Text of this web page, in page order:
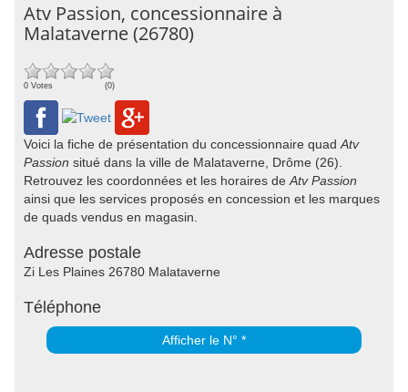
Atv Passion, concessionnaire à
Malataverne (26780)
0 Votes (0)
Voici la fiche de présentation du concessionnaire quad Atv
Passion situé dans la ville de Malataverne, Drôme (26).
Retrouvez les coordonnées et les horaires de Atv Passion
ainsi que les services proposés en concession et les marques
de quads vendus en magasin.
Adresse postale
Zi Les Plaines 26780 Malataverne
Téléphone
Afficher le N° *